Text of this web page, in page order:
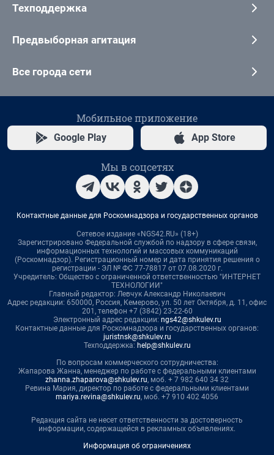
Техподдержка
Предвыборная агитация
Все города сети
Мобильное приложение
Google Play App Store
Мы в соцсетях
Контактные данные для Роскомнадзора и государственных органов
Сетевое издание «NGS42.RU» (18+)
Зарегистрировано Федеральной службой по надзору в сфере связи,
информационных технологий и массовых коммуникаций
(Роскомнадзор). Регистрационный номер и дата принятия решения о
регистрации - ЭЛ № ФС 77-78817 от 07.08.2020 г.
Учредитель: Общество с ограниченной ответственностью "ИНТЕРНЕТ
ТЕХНОЛОГИИ"
Главный редактор: Левчук Александр Николаевич
Адрес редакции: 650000, Россия, Кемерово, ул. 50 лет Октября, д. 11, офис
201, телефон +7 (3842) 23-22-60
Электронный адрес редакции: ngs42@shkulev.ru
Контактные данные для Роскомнадзора и государственных органов:
juristnsk@shkulev.ru
Техподдержка: help@shkulev.ru
По вопросам коммерческого сотрудничества:
Жапарова Жанна, менеджер по работе с федеральными клиентами
zhanna.zhaparova@shkulev.ru, моб. + 7 982 640 34 32
Ревина Мария, директор по работе с федеральными клиентами
mariya.revina@shkulev.ru, моб. +7 910 402 4056
Редакция сайта не несет ответственности за достоверность
информации, содержащейся в рекламных объявлениях.
Информация об ограничениях